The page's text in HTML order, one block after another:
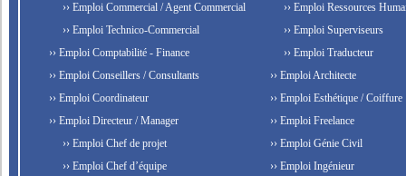
›› Emploi Commercial / Agent Commercial
›› Emploi Technico-Commercial
›› Emploi Comptabilité - Finance
›› Emploi Conseillers / Consultants
›› Emploi Coordinateur
›› Emploi Directeur / Manager
›› Emploi Chef de projet
›› Emploi Chef d’équipe
›› Emploi Ressources
›› Emploi Superviseurs
›› Emploi Traducteur
›› Emploi Architecte
›› Emploi Esthétique / Coiffure
›› Emploi Freelance
›› Emploi Génie Civil
›› Emploi Ingénieur